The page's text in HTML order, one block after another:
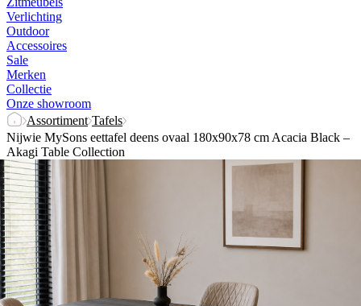
Verlichting
Outdoor
Accessoires
Sale
Merken
Collectie
Onze showroom
Assortiment Tafels
Nijwie MySons eettafel deens ovaal 180x90x78 cm Acacia Black –
Akagi Table Collection